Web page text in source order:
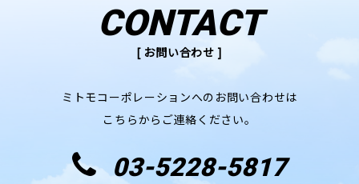
CONTACT
[ お問い合わせ ]
ミトモコーポレーションへのお問い合わせは
こちらからご連絡ください。
03-5228-5817